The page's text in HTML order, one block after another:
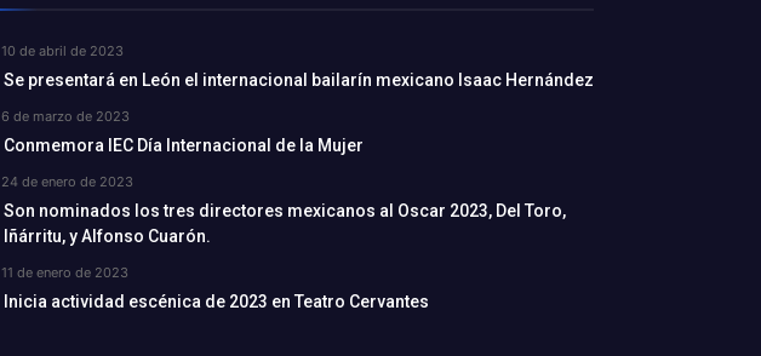
10 de abril de 2023
Se presentará en León el internacional bailarín mexicano Isaac Hernández
6 de marzo de 2023
Conmemora IEC Día Internacional de la Mujer
24 de enero de 2023
Son nominados los tres directores mexicanos al Oscar 2023, Del Toro,
Iñárritu, y Alfonso Cuarón.
11 de enero de 2023
Inicia actividad escénica de 2023 en Teatro Cervantes